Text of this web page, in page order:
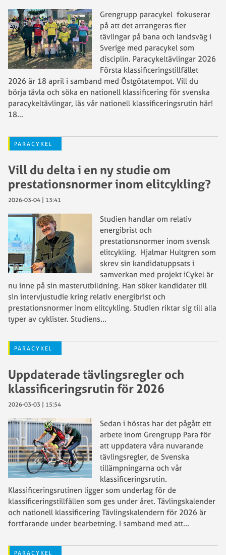
Grengrupp paracykel fokuserar
på att det arrangeras fler
tävlingar på bana och landsväg i
Sverige med paracykel som
disciplin. Paracykeltävlingar 2026
Första klassificeringstillfället
2026 är 18 april i samband med Östgötatempot. Vill du
börja tävla och söka en nationell klassificering för svenska
paracykeltävlingar, läs vår nationell klassificeringsrutin här!
18...
PARACYKEL
Vill du delta i en ny studie om
prestationsnormer inom elitcykling?
2026-03-04 | 13:41
Studien handlar om relativ
energibrist och
prestationsnormer inom svensk
elitcykling. Hjalmar Hultgren som
skrev sin kandidatuppsats i
samverkan med projekt iCykel är
nu inne på sin masterutbildning. Han söker kandidater till
sin intervjustudie kring relativ energibrist och
prestationsnormer inom elitcykling. Studien riktar sig till alla
typer av cyklister. Studiens...
PARACYKEL
Uppdaterade tävlingsregler och
klassificeringsrutin för 2026
2026-03-03 | 15:54
Sedan i höstas har det pågått ett
arbete inom Grengrupp Para för
att uppdatera våra nuvarande
tävlingsregler, de Svenska
tillämpningarna och vår
klassificeringsrutin.
Klassificeringsrutinen ligger som underlag för de
klassificeringstillfällen som ges under året. Tävlingskalender
och nationell klassificering Tävlingskalendern för 2026 är
fortfarande under bearbetning. I samband med att...
PARACYKEL